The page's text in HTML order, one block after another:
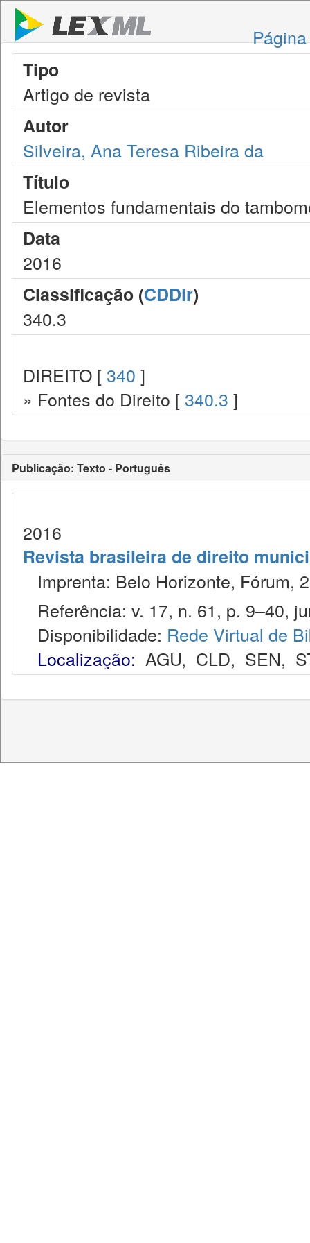
Tipo
Artigo de revista
Autor
Silveira, Ana Teresa Ribeira da
Título
Elementos fundamentais do
Data
2016
Classificação (CDDir)
340.3
DIREITO [ 340 ]
» Fontes do Direito [ 340.3 ]
Publicação: Texto - Português
2016
Revista brasileira de direito
Imprenta: Belo Horizonte, Fórum,
Referência: v. 17, n. 61, p. 9–40,
Disponibilidade: Rede Virtual de
Localização: AGU, CLD, SEN,